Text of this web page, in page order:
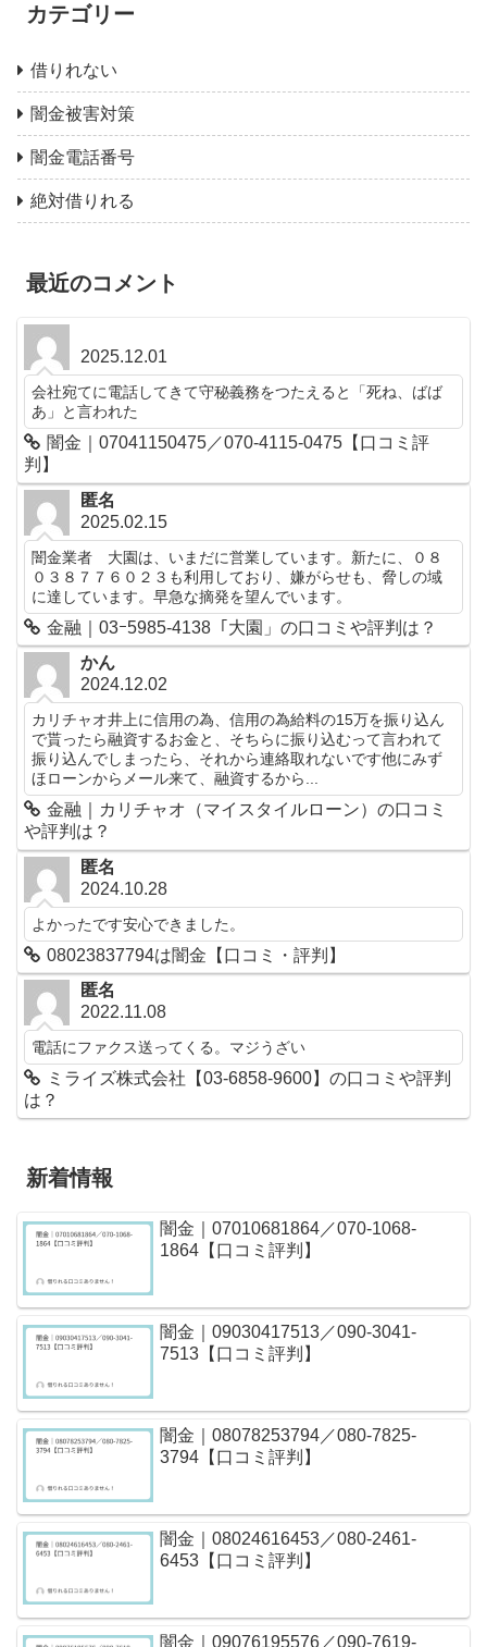
カテゴリー
借りれない
闇金被害対策
闇金電話番号
絶対借りれる
最近のコメント
2025.12.01
会社宛てに電話してきて守秘義務をつたえると「死ね、ばば
あ」と言われた
闇金｜07041150475／070-4115-0475【口コミ評
判】
匿名
2025.02.15
闇金業者 大園は、いまだに営業しています。新たに、０８
０３８７７６０２３も利用しており、嫌がらせも、脅しの域
に達しています。早急な摘発を望んでいます。
金融｜03ｰ5985-4138「大園」の口コミや評判は？
かん
2024.12.02
カリチャオ井上に信用の為、信用の為給料の15万を振り込ん
で貰ったら融資するお金と、そちらに振り込むって言われて
振り込んでしまったら、それから連絡取れないです他にみず
ほローンからメール来て、融資するから...
金融｜カリチャオ（マイスタイルローン）の口コミ
や評判は？
匿名
2024.10.28
よかったです安心できました。
08023837794は闇金【口コミ・評判】
匿名
2022.11.08
電話にファクス送ってくる。マジうざい
ミライズ株式会社【03-6858-9600】の口コミや評判
は？
新着情報
闇金｜07010681864／070-1068-
1864【口コミ評判】
闇金｜09030417513／090-3041-
7513【口コミ評判】
闇金｜08078253794／080-7825-
3794【口コミ評判】
闇金｜08024616453／080-2461-
6453【口コミ評判】
闇金｜09076195576／090-7619-